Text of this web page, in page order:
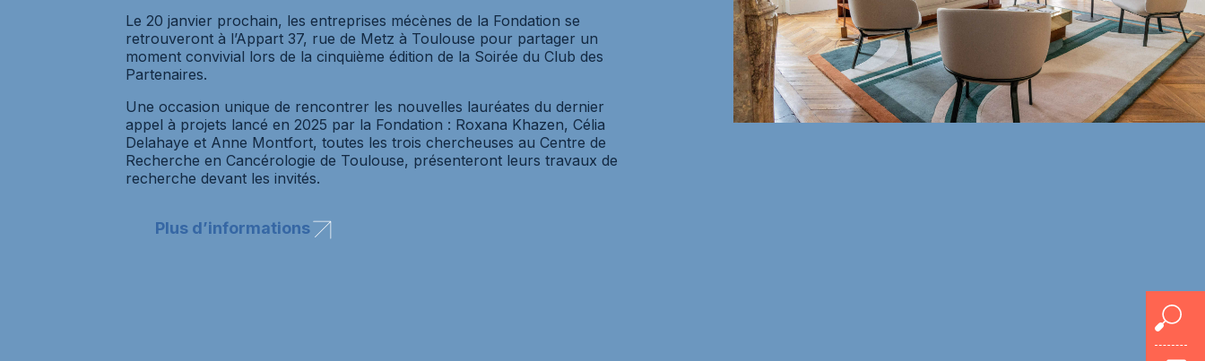
Le 20 janvier prochain, les entreprises mécènes de la Fondation se
retrouveront à l’Appart 37, rue de Metz à Toulouse pour partager un
moment convivial lors de la cinquième édition de la Soirée du Club des
Partenaires.
Une occasion unique de rencontrer les nouvelles lauréates du dernier
appel à projets lancé en 2025 par la Fondation : Roxana Khazen, Célia
Delahaye et Anne Montfort, toutes les trois chercheuses au Centre de
Recherche en Cancérologie de Toulouse, présenteront leurs travaux de
recherche devant les invités.
Plus d’informations